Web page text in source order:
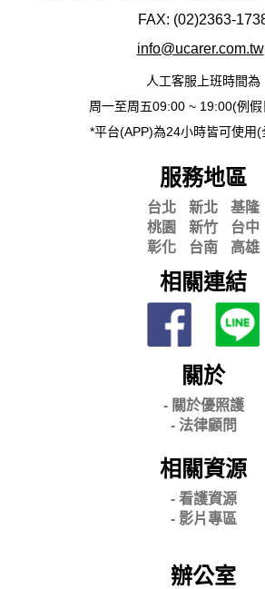
FAX: (02)2363-
info@ucarer.com.tw
人工客服上班時間為
周一至周五09:00 ~ 19:00(例假
*平台(APP)為24小時皆可使用(
服務地區
台北 新北
基隆
桃園
新竹
台中
彰化
台南 高雄
相關連結
關於
- 關於優照護
- 法律顧問
相關資源
- 看護資源
- 影片專區
辦公室